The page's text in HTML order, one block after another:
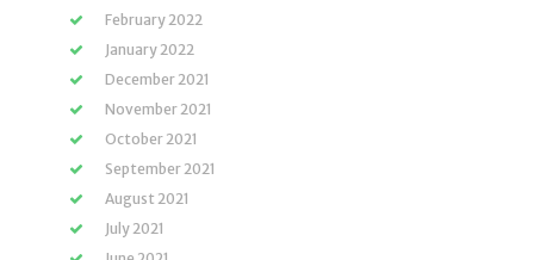
February 2022
January 2022
December 2021
November 2021
October 2021
September 2021
August 2021
July 2021